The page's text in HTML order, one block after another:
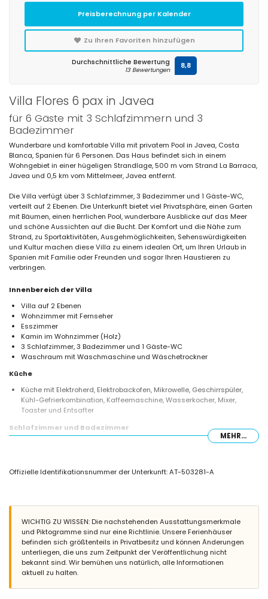
Villa Flores 6 pax in Javea
für 6 Gäste mit 3 Schlafzimmern und 3
Badezimmer
Wunderbare und komfortable Villa mit privatem Pool in Javea, Costa
Blanca, Spanien für 6 Personen. Das Haus befindet sich in einem
Wohngebiet in einer hügeligen Strandlage, 500 m vom Strand La Barraca,
Javea und 0,5 km vom Mittelmeer, Javea entfernt.
Die Villa verfügt über 3 Schlafzimmer, 3 Badezimmer und 1 Gäste-WC,
verteilt auf 2 Ebenen. Die Unterkunft bietet viel Privatsphäre, einen Garten
mit Bäumen, einen herrlichen Pool, wunderbare Ausblicke auf das Meer
und schöne Aussichten auf die Bucht. Der Komfort und die Nähe zum
Strand, zu Sportaktivitäten, Ausgehmöglichkeiten, Sehenswürdigkeiten
und Kultur machen diese Villa zu einem idealen Ort, um Ihren Urlaub in
Spanien mit Familie oder Freunden und sogar Ihren Haustieren zu
verbringen.
Innenbereich der Villa
Villa auf 2 Ebenen
Wohnzimmer mit Fernseher
Esszimmer
Kamin im Wohnzimmer (Holz)
3 Schlafzimmer, 3 Badezimmer und 1 Gäste-WC
Waschraum mit Waschmaschine und Wäschetrockner
Küche
Küche mit Elektroherd, Elektrobackofen, Mikrowelle, Geschirrspüler,
Kühl-Gefrierkombination, Kaffeemaschine, Wasserkocher, Mixer,
Toaster und Entsafter
Schlafzimmer und Badezimmer
Schlafzimmer mit Klimaanlage, Kingsize-Bett und Fernseher
2 Badezimmer jeweils mit Einzelwaschbecken, Dusche und Toilette
Eingezäuntes Grundstück
Privater Pool mit einer Größe von 8m x 4m und einer Tiefe von 1,8m
Garten mit Bäumen und Gartenmöbeln mit Sonnenliegen
4 Terrassen, davon 3 überdacht
Grill
Außendusche
Sitzbereich im Freien und Essbereich im Freien
MEHR...
Offizielle Identifikationsnummer der Unterkunft: AT-503281-A
WICHTIG ZU WISSEN: Die nachstehenden Ausstattungsmerkmale
und Piktogramme sind nur eine Richtlinie. Unsere Ferienhäuser
befinden sich größtenteils in Privatbesitz und können Änderungen
unterliegen, die uns zum Zeitpunkt der Veröffentlichung nicht
bekannt sind. Wir bemühen uns natürlich, alle Informationen
aktuell zu halten.
Preisberechnung per Kalender
Zu Ihren Favoriten hinzufügen
Durchschnittliche Bewertung
13 Bewertungen 8,8